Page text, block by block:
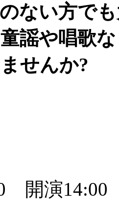
ない方で
謡や唱歌
せんか?
開演14:00